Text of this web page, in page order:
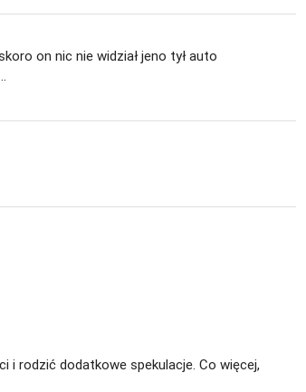
on nic nie widział jeno tył auto
i rodzić dodatkowe spekulacje. Co więcej,